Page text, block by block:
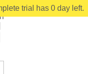
trial has 0 day left.